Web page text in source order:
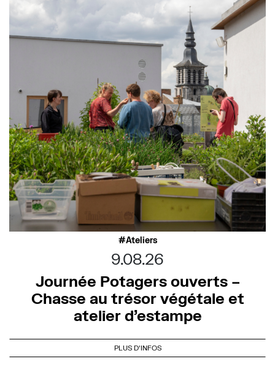
Ateliers
9.08.26
Journée Potagers ouverts –
Chasse au trésor végétale et
atelier d’estampe
PLUS D'INFOS